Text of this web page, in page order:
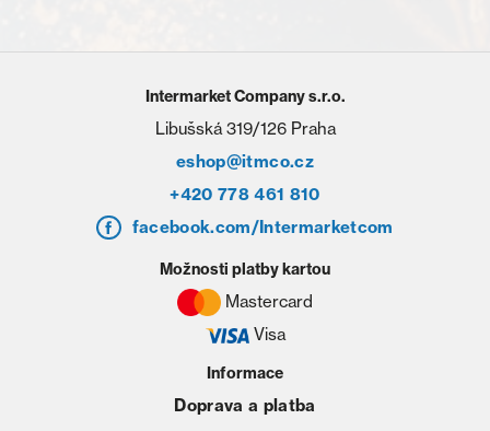
Intermarket Company s.r.o.
Libušská 319/126 Praha
eshop@itmco.cz
+420 778 461 810
facebook.com/Intermarketcom
Informace
Doprava a platba
Možnosti platby kartou
Mastercard
Visa